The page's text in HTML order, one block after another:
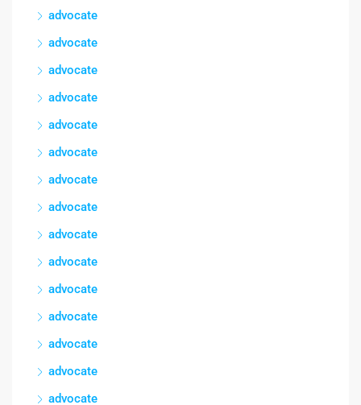
advocate
advocate
advocate
advocate
advocate
advocate
advocate
advocate
advocate
advocate
advocate
advocate
advocate
advocate
advocate